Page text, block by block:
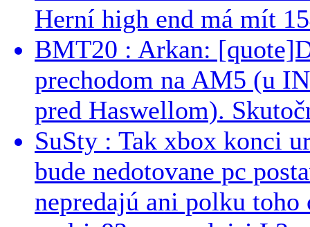
Herní high end má mít
BMT20 : Arkan:
prechodom na AM5 (u
pred Haswellom).
SuSty : Tak xbox konci
bude nedotovane pc
nepredajú ani polku toho